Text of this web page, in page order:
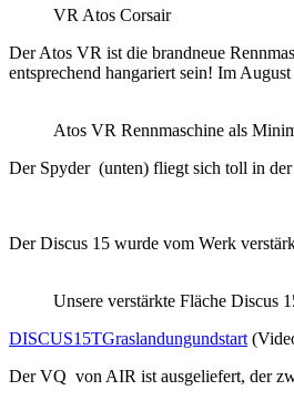
VR Atos Corsair
Der Atos VR ist die brandneue
entsprechend hangariert sein! Im
Atos VR Rennmaschine als
Der Spyder (unten) fliegt sich toll in
Der Discus 15 wurde vom Werk
Unsere verstärkte Fläche Discus
DISCUS15TGraslandungundstart
Der VQ von AIR ist ausgeliefert, der